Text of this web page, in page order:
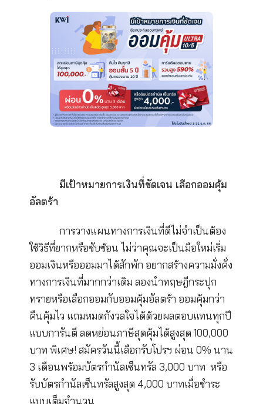
การออมเงินต้องอาศัย 3 สิ่งหลักๆ คือ เ
ต้น เวลา และผลตอบแทน ซึ่งเวลาเป็นหนึ่งใน 3
ปัจจัยหลักที่จะทำให้เงินงอกเงย เติบโต ดังนั้น
คือการเรียงจัดลำดับความสำคัญของเป้าหมาย
หินก้อนใหญ่ ก้อนกรวด และเม็ดทราย
หินก้อนใหญ่ คือ เป้าหมายหลักในชีวิต เ
สุขภาพ รับมือค่าใช้จ่ายที่เกิดขึ้นหากเจ็บป่วย เป้
หมายเหล่านี้ไม่มีคงเป็นไปไม่ได้ เพราะเราคงไม่
อยากทำงานไปตลอดชีวิต
กรวด คือ เป้าหมายการเงินที่สำคัญรอง
มาจำเป็นแต่ไม่ใช่ที่สุด เช่น วางแผนซื้อบ้าน ซื้อ
วางแผนทำธุรกิจ ดังนั้นหากมีการออมเงินในเป้
หมายหลักแล้ว อาจแบ่งเงินเพื่อเป้าหมายรองต่
ทราย คือ เป้าหมายที่สำคัญน้อยที่สุด เช่
ออมเงินเพื่อช้อปปิ้ง ไปเที่ยว ไปดูคอนเสิร์ตต่าง
ประเทศ ออมเงินเพื่อใช้จ่ายกับความเพลิดเพลิน